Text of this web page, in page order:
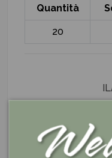
Quantità
20
Se lo compri
Spedizione